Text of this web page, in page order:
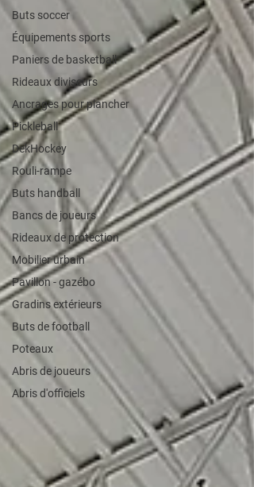
Buts soccer
Équipements sports
Paniers de basketball
Rideaux diviseurs
Ancrages pour plancher
Pickleball
DekHockey
Rouli-rampe
Buts handball
Bancs de joueurs
Rideaux de protection
Mobilier urbain
Pavillon - gazébo
Gradins extérieurs
Buts de football
Poteaux
Abris de joueurs
Abris d'officiels